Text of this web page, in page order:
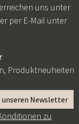
uns unter
per E-Mail unter
Produktneuheiten
zu